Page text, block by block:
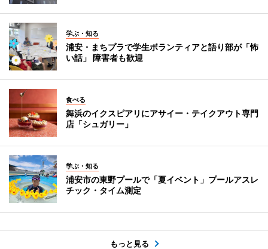
学ぶ・知る
浦安・まちプラで学生ボランティアと語り部が「怖
い話」 障害者も歓迎
食べる
舞浜のイクスピアリにアサイー・テイクアウト専門
店「シュガリー」
学ぶ・知る
浦安市の東野プールで「夏イベント」プールアスレ
チック・タイム測定
もっと見る